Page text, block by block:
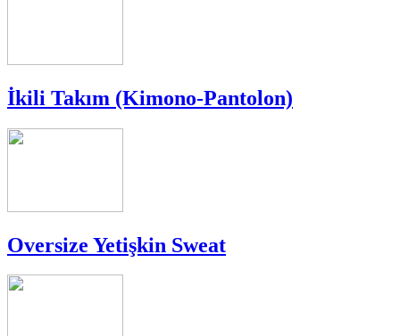
İkili Takım (Kimono-Pantolon)
Oversize Yetişkin Sweat